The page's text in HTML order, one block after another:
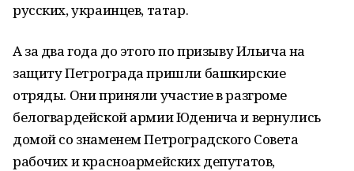
русских, украинцев, татар.
А за два года до этого по призыву Ильича на
защиту Петрограда пришли башкирские
отряды. Они приняли участие в разгроме
белогвардейской армии Юденича и вернулись
домой со знаменем Петроградского Совета
рабочих и красноармейских депутатов,